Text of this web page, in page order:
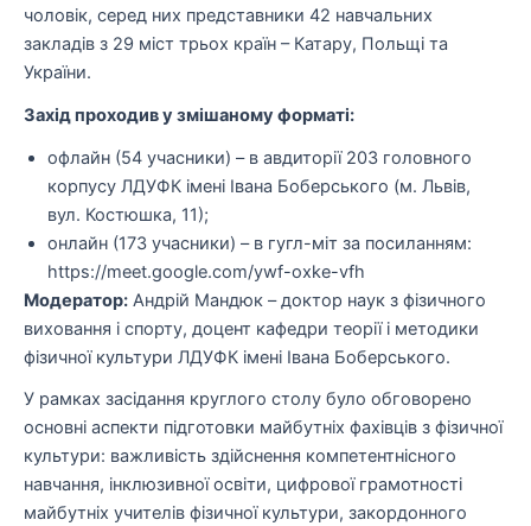
чоловік, серед них представники 42 навчальних
закладів з 29 міст трьох країн – Катару, Польщі та
України.
Захід проходив у змішаному форматі:
офлайн (54 учасники) – в авдиторії 203 головного
корпусу ЛДУФК імені Івана Боберського (м. Львів,
вул. Костюшка, 11);
онлайн (173 учасники) – в гугл-міт за посиланням:
https://meet.google.com/ywf-oxke-vfh
Модератор: Андрій Мандюк – доктор наук з фізичного
виховання і спорту, доцент кафедри теорії і методики
фізичної культури ЛДУФК імені Івана Боберського.
У рамках засідання круглого столу було обговорено
основні аспекти підготовки майбутніх фахівців з фізичної
культури: важливість здійснення компетентнісного
навчання, інклюзивної освіти, цифрової грамотності
майбутніх учителів фізичної культури, закордонного